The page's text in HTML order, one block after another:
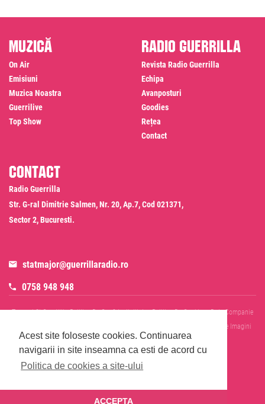
Acest site foloseste cookies. Continuarea
navigarii in site inseamna ca esti de acord cu
Politica de cookies a site-ului
ACCEPTA
Muzică
On Air
Emisiuni
Muzica Noastra
Guerrilive
Top Show
Radio Guerrilla
Revista Radio Guerrilla
Echipa
Avanposturi
Goodies
Rețea
Contact
Contact
Radio Guerrilla
Str. G-ral Dimitrie Salmen, Nr. 20, Ap.7, Cod 021371,
Sector 2, Bucuresti.
statmajor@guerrillaradio.ro
0758 948 948
Termeni Si Conditii Politica De Confidentialitate Politica De Cookies
Date Companie
Informare Prelucrare Imagini
Evenimente
Cod Deontologic